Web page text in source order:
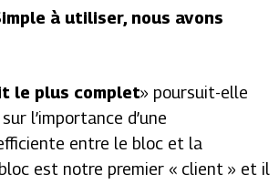
à utiliser, nous avons
le plus complet» poursuit-elle
l’importance d’une
entre le bloc et la
est notre premier « client » et il